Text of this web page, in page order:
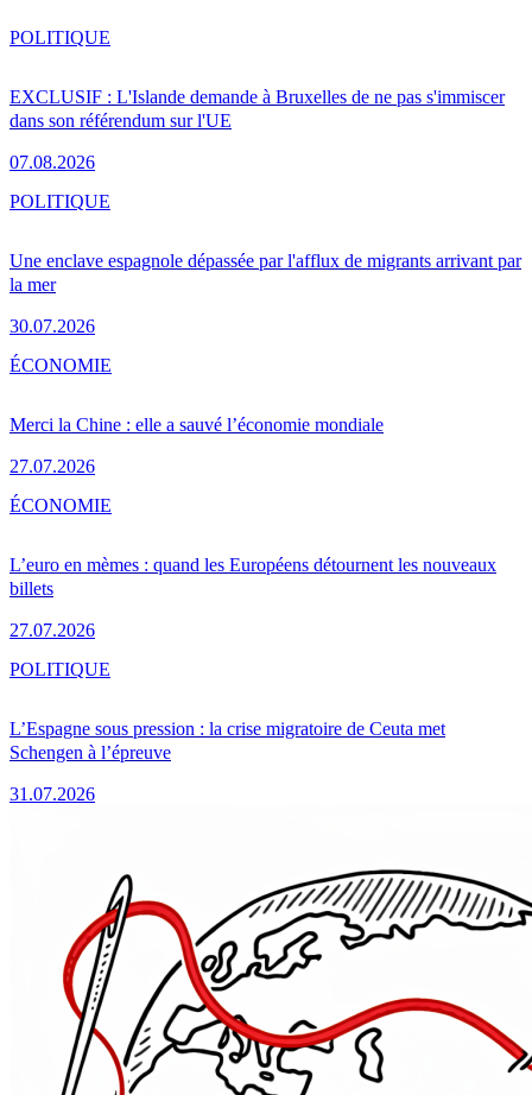
EXCLUSIF : L'Islande demande à Bruxelles de ne pas s'immiscer
dans son référendum sur l'UE
07.08.2026
POLITIQUE
Une enclave espagnole dépassée par l'afflux de migrants arrivant par
la mer
30.07.2026
POLITIQUE
Merci la Chine : elle a sauvé l’économie mondiale
27.07.2026
ÉCONOMIE
L’euro en mèmes : quand les Européens détournent les nouveaux
billets
27.07.2026
ÉCONOMIE
L’Espagne sous pression : la crise migratoire de Ceuta met
Schengen à l’épreuve
31.07.2026
POLITIQUE